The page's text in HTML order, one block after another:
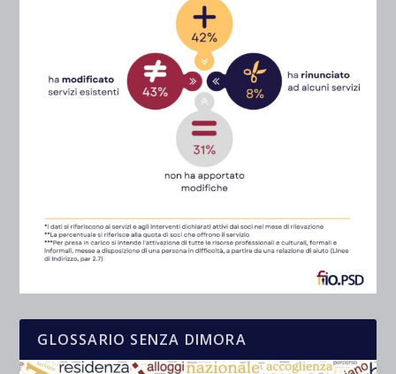
GLOSSARIO SENZA DIMORA